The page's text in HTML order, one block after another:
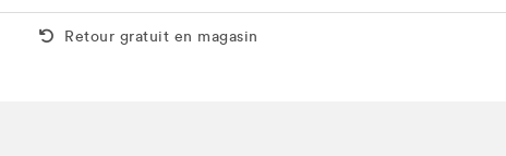
Retour gratuit aussi en magasin
Retour gratuit en magasin